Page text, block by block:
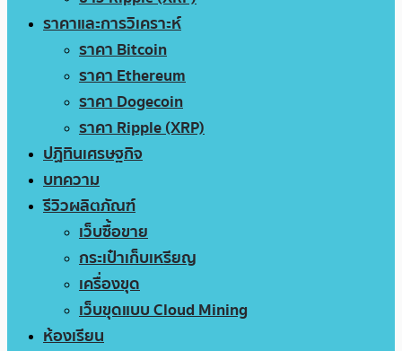
ราคาและการวิเคราะห์
ราคา Bitcoin
ราคา Ethereum
ราคา Dogecoin
ราคา Ripple (XRP)
ปฏิทินเศรษฐกิจ
บทความ
รีวิวผลิตภัณฑ์
เว็บซื้อขาย
กระเป๋าเก็บเหรียญ
เครื่องขุด
เว็บขุดแบบ Cloud Mining
ห้องเรียน